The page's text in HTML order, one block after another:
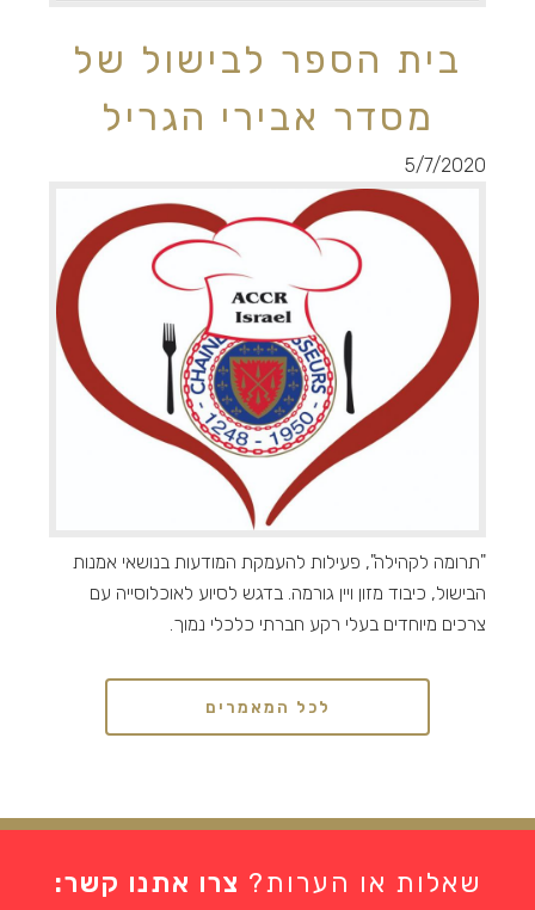
בית הספר לבישול של
מסדר אבירי הגריל
5/7/2020
"תרומה לקהילה", פעילות להעמקת המודעות בנושאי אמנות
הבישול, כיבוד מזון ויין גורמה. בדגש לסיוע לאוכלוסייה עם
צרכים מיוחדים בעלי רקע חברתי כלכלי נמוך.
לכל המאמרים
שאלות או הערות? צרו אתנו קשר: